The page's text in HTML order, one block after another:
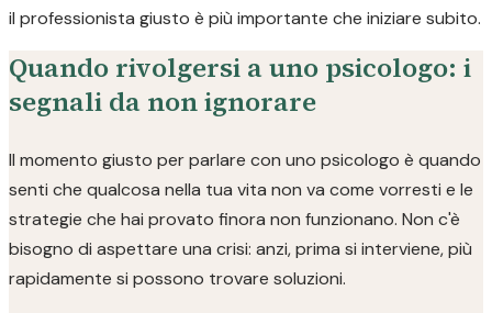
il professionista giusto è più importante che iniziare subito.
Quando rivolgersi a uno psicologo: i
segnali da non ignorare
Il momento giusto per parlare con uno psicologo è quando
senti che qualcosa nella tua vita non va come vorresti e le
strategie che hai provato finora non funzionano. Non c'è
bisogno di aspettare una crisi: anzi, prima si interviene, più
rapidamente si possono trovare soluzioni.